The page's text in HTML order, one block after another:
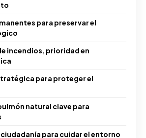
para preservar el
incendios, prioridad en
para proteger el
natural clave para
ciudadanía para cuidar el entorno